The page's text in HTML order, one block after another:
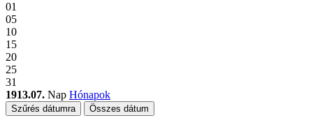
01
05
10
15
20
25
31
1913.07. Nap Hónapok
Szűrés dátumra Összes dátum